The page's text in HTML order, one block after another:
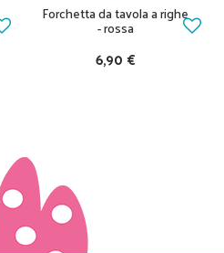
Forchetta da tavola a righe
- rossa
6,90 €